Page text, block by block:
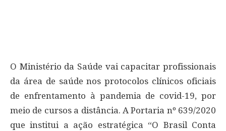
O Ministério da Saúde vai capacitar profissionais
da área de saúde nos protocolos clínicos oficiais
de enfrentamento à pandemia de covid-19, por
meio de cursos a distância. A Portaria nº 639/2020
que institui a ação estratégica “O Brasil Conta